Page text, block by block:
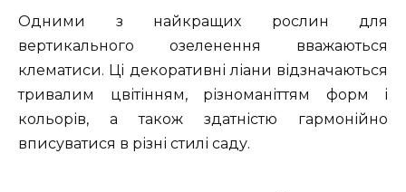
Одними з найкращих рослин для
вертикального озеленення вважаються
клематиси. Ці декоративні ліани відзначаються
тривалим цвітінням, різноманіттям форм і
кольорів, а також здатністю гармонійно
вписуватися в різні стилі саду.